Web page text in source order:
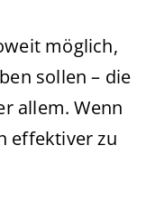
möglich,
sollen – die
allem. Wenn
effektiver zu